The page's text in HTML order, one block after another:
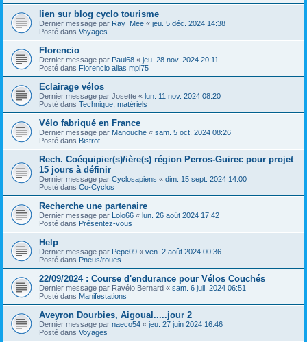
lien sur blog cyclo tourisme
Dernier message par Ray_Mee « jeu. 5 déc. 2024 14:38
Posté dans Voyages
Florencio
Dernier message par Paul68 « jeu. 28 nov. 2024 20:11
Posté dans Florencio alias mpl75
Eclairage vélos
Dernier message par Josette « lun. 11 nov. 2024 08:20
Posté dans Technique, matériels
Vélo fabriqué en France
Dernier message par Manouche « sam. 5 oct. 2024 08:26
Posté dans Bistrot
Rech. Coéquipier(s)/ière(s) région Perros-Guirec pour projet
15 jours à définir
Dernier message par Cyclosapiens « dim. 15 sept. 2024 14:00
Posté dans Co-Cyclos
Recherche une partenaire
Dernier message par Lolo66 « lun. 26 août 2024 17:42
Posté dans Présentez-vous
Help
Dernier message par Pepe09 « ven. 2 août 2024 00:36
Posté dans Pneus/roues
22/09/2024 : Course d'endurance pour Vélos Couchés
Dernier message par Ravélo Bernard « sam. 6 juil. 2024 06:51
Posté dans Manifestations
Aveyron Dourbies, Aigoual.....jour 2
Dernier message par naeco54 « jeu. 27 juin 2024 16:46
Posté dans Voyages